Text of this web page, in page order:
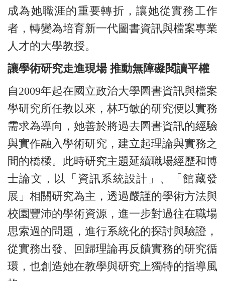
成為她職涯的重要轉折，讓她從實務工作
者，轉變為培育新一代圖書資訊與檔案專業
人才的大學教授。
讓學術研究走進現場 推動無障礙閱讀平權
自2009年起在國立政治大學圖書資訊與檔案
學研究所任教以來，林巧敏的研究便以實務
需求為導向，她善於將過去圖書資訊的經驗
與實作融入學術研究，建立起理論與實務之
間的橋樑。此時研究主題延續職場經歷和博
士論文，以「資訊系統設計」、「館藏發
展」相關研究為主，透過嚴謹的學術方法與
校園豐沛的學術資源，進一步對過往在職場
思索過的問題，進行系統化的探討與驗證，
從實務出發、回歸理論再反饋實務的研究循
環，也創造她在教學與研究上獨特的指導風